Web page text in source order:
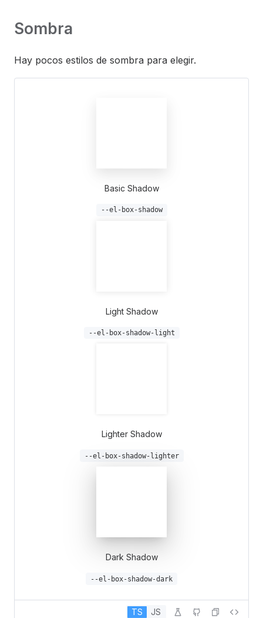
Sombra
Hay pocos estilos de sombra para elegir.
Basic Shadow
--el-box-shadow
Light Shadow
--el-box-shadow-light
Lighter Shadow
--el-box-shadow-lighter
Dark Shadow
--el-box-shadow-dark
TS JS